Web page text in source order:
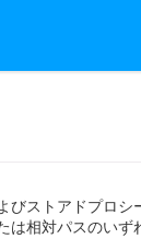
びストアドプロ
は相対パスのいず